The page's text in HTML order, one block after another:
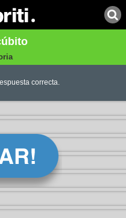
correcta.